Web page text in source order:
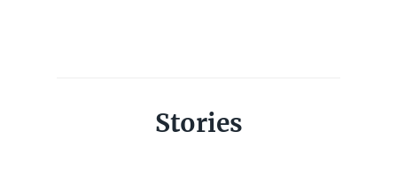
Stories